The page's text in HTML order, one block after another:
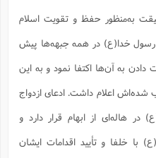
به‌منظور حفظ و تقویت اسلام
رسول خدا(ع) در همه جبهه‌ها پیش
دادن به آن‌ها اکتفا نمود و به این
اعلام داشت. ادعای ازدواج
هاله‌ای از ابهام قرار دارد و
با خلفا و تأیید اقدامات ایشان